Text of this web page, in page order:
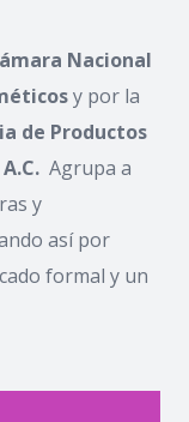
Nacional
y por la
de Productos
Agrupa a
y
así por
formal y un